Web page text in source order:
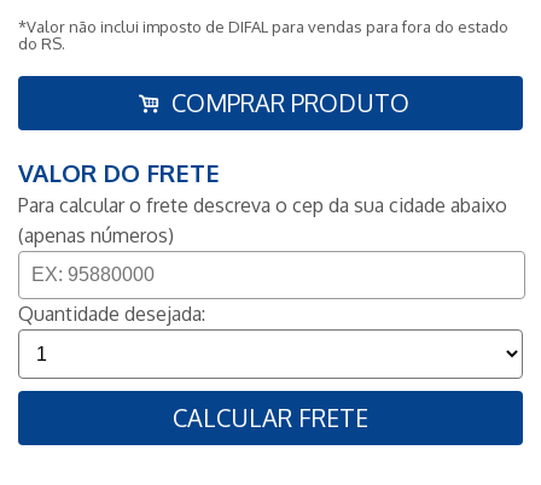
*Valor não inclui imposto de DIFAL para vendas para fora do estado
do RS.
COMPRAR PRODUTO
VALOR DO FRETE
Para calcular o frete descreva o cep da sua cidade abaixo
(apenas números)
Quantidade desejada:
CALCULAR FRETE